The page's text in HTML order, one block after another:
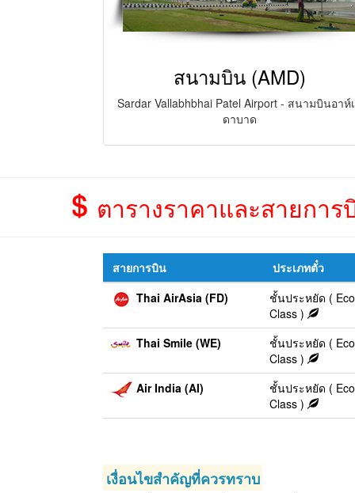
สนามบิน (AMD)
Sardar Vallabhbhai Patel Airport - สนามบินอาห์
ดาบาด
ตารางราคาและสายกา
สายการบิน
ประเภทตั๋ว
Thai AirAsia (FD)
ชั้นประหยัด (
Class )
Thai Smile (WE)
ชั้นประหยัด (
Class )
Air India (AI)
ชั้นประหยัด (
Class )
เงื่อนไขสำคัญที่ควรทราบ